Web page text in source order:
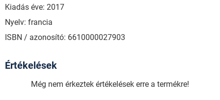
Kiadás éve: 2017
Nyelv: francia
ISBN / azonosító: 6610000027903
Értékelések
Még nem érkeztek értékelések erre a termékre!